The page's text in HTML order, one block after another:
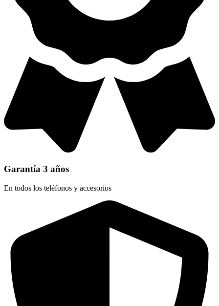
Garantía 3 años
En todos los teléfonos y accesorios